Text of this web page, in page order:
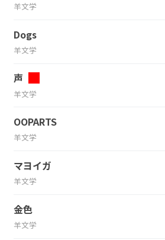
羊文学
Dogs
羊文学
声
羊文学
OOPARTS
羊文学
マヨイガ
羊文学
金色
羊文学